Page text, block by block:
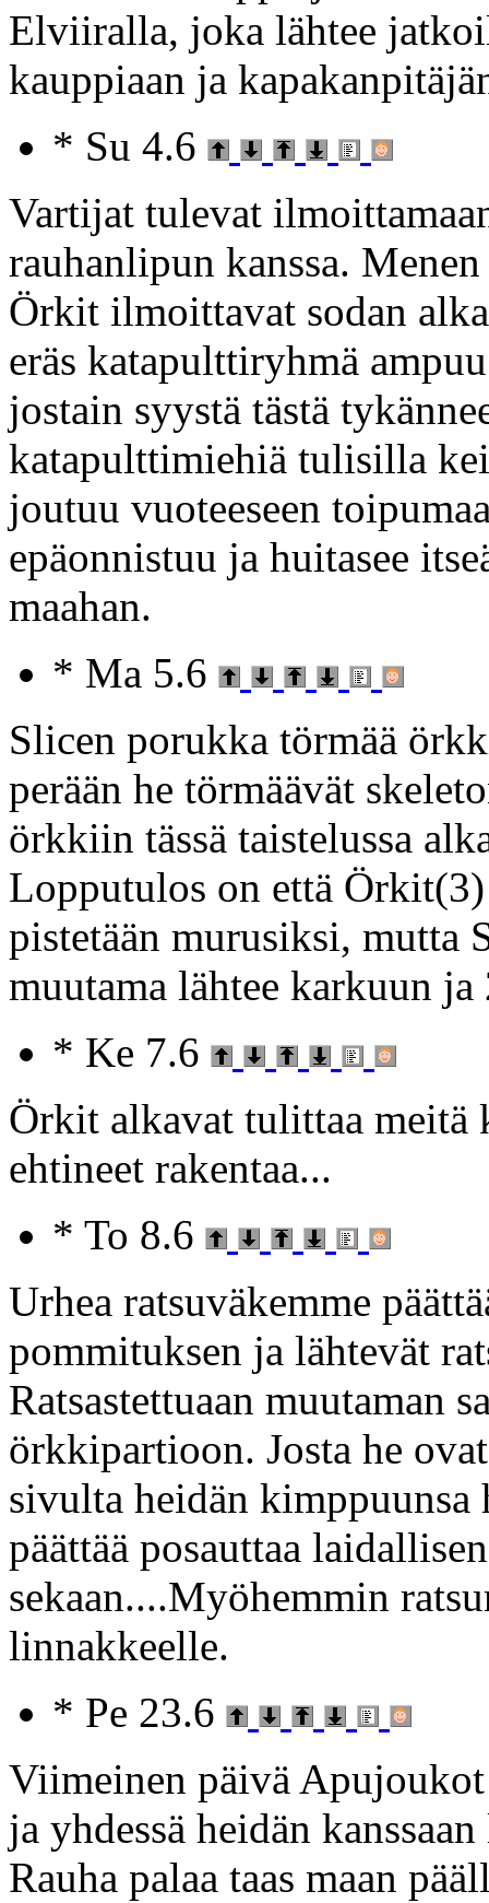
Elviiralla, joka lähtee
kauppiaan ja
* Su 4.6
Vartijat tulevat
rauhanlipun kanssa.
Örkit ilmoittavat sodan
eräs katapulttiryhmä
jostain syystä tästä
katapulttimiehiä tulisilla
joutuu vuoteeseen
epäonnistuu ja huitasee
maahan.
* Ma 5.6
Slicen porukka törmää
perään he törmäävät
örkkiin tässä taistelussa
Lopputulos on että
pistetään murusiksi, mutta
muutama lähtee karkuun
* Ke 7.6
Örkit alkavat tulittaa meitä
ehtineet rakentaa...
* To 8.6
Urhea ratsuväkemme
pommituksen ja lähtevät
Ratsastettuaan muutaman
örkkipartioon. Josta he
sivulta heidän
päättää posauttaa
sekaan....Myöhemmin
linnakkeelle.
* Pe 23.6
Viimeinen päivä Apujoukot
ja yhdessä heidän
Rauha palaa taas maan